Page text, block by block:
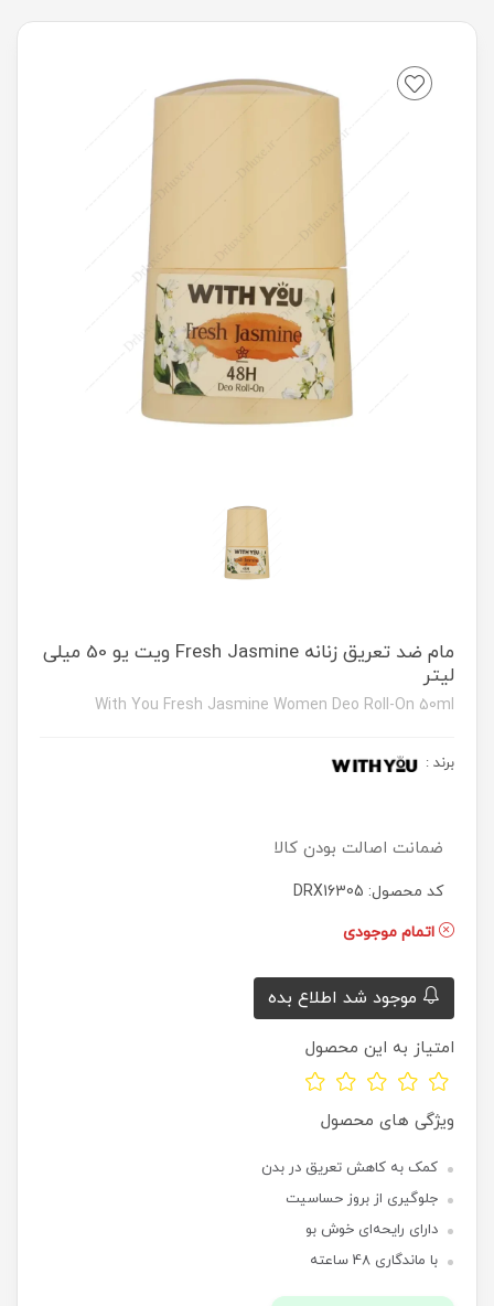
مام ضد تعریق زنانه Fresh Jasmine ویت یو 50 میلی
لیتر
With You Fresh Jasmine Women Deo Roll-On 50ml
برند :
ضمانت اصالت بودن کالا
کد محصول: DRX16305
اتمام موجودی
موجود شد اطلاع بده
امتیاز به این محصول
ویژگی های محصول
کمک به کاهش تعریق در بدن
جلوگیری از بروز حساسیت
دارای رایحه‌ای خوش بو
با ماندگاری 48 ساعته